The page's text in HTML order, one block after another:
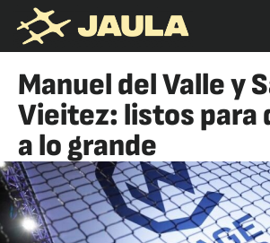
Manuel del Valle y
Vieitez: listos para
a lo grande